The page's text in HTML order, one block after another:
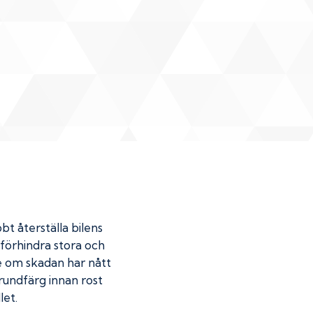
återställa bilens
stora och
skadan har nått
innan rost